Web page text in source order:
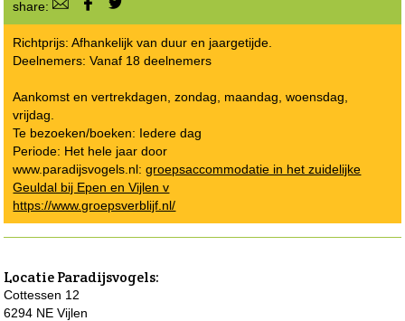
share:
Richtprijs: Afhankelijk van duur en jaargetijde.
Deelnemers: Vanaf 18 deelnemers
Aankomst en vertrekdagen, zondag, maandag, woensdag,
vrijdag.
Te bezoeken/boeken: Iedere dag
Periode: Het hele jaar door
www.paradijsvogels.nl:groepsaccommodatie in het zuidelijke
Geuldal bij Epen en Vijlen v
https://www.groepsverblijf.nl/
LocatieParadijsvogels:
Cottessen 12
6294 NE Vijlen